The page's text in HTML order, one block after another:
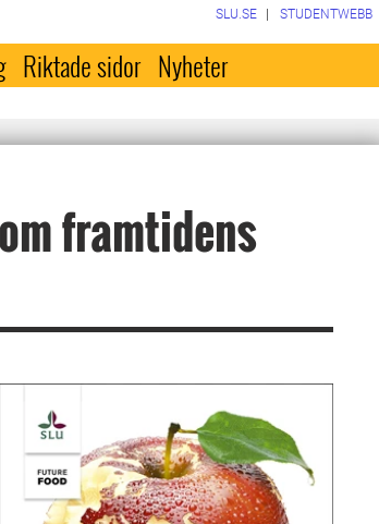
SLU.SE STUDENTWEBB
Riktade sidor Nyheter
framtidens